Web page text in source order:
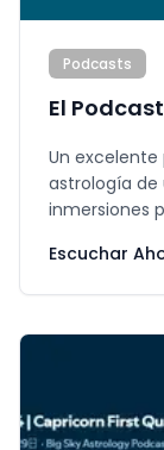
Podcasts
El
Un
astrología de
inmersiones
Escuchar